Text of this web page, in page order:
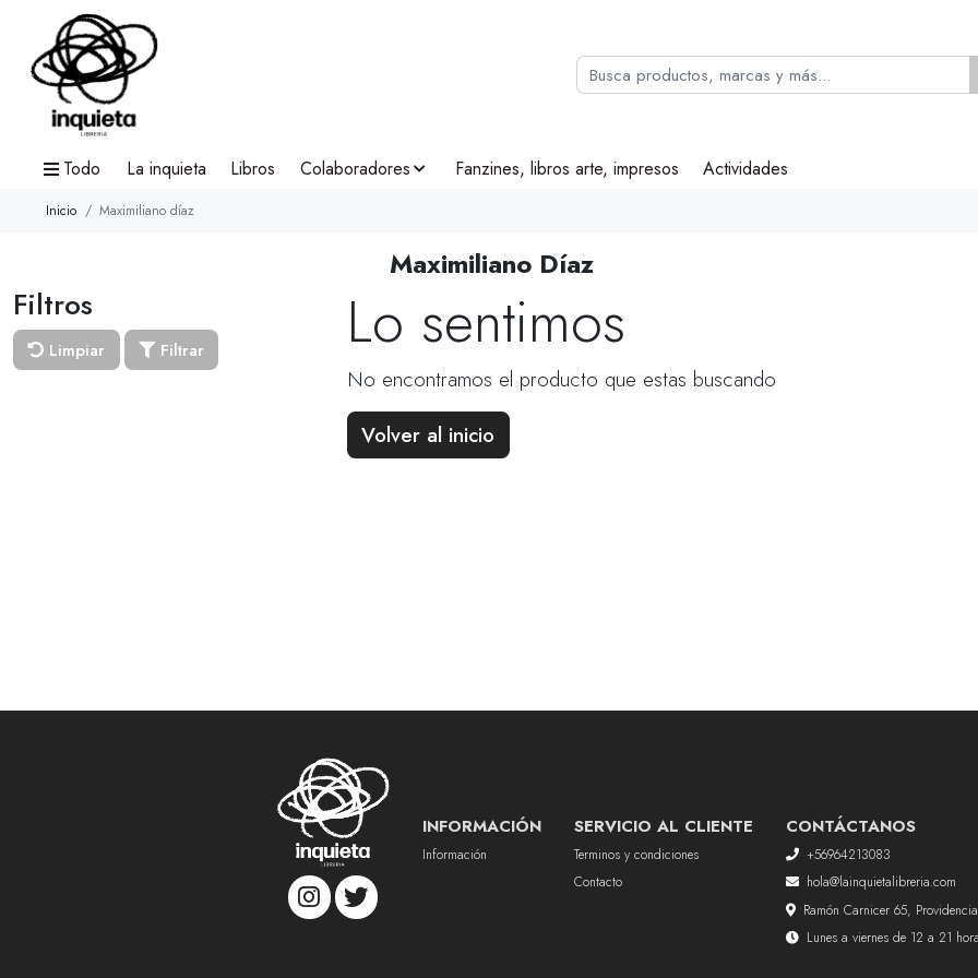
Todo La inquieta Libros Colaboradores Fanzines, libros arte, impresos Actividades
Inicio Maximiliano díaz
Maximiliano Díaz
Filtros
Limpiar Filtrar Lo sentimos
No encontramos el producto que estas buscando
Volver al inicio
INFORMACIÓN
Información
SERVICIO AL CLIENTE
Terminos y condiciones
Contacto
CONTÁCTANOS
+56964213083
hola@lainquietalibreria.com
Ramón Carnicer 65,
Lunes a viernes de 12 a 21